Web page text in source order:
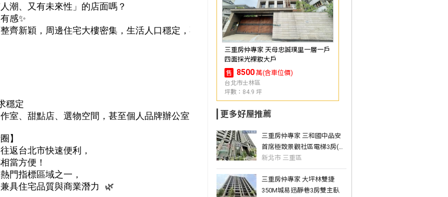
三重房仲專家 天母忠誠璞里一層一戶
四面採光裸妝大戶
售 8500 萬(含車位價)
台北市士林區
坪數：84.9 坪
更多好屋推薦
三重房仲專家 三和國中品安
首席極致景觀社區電梯3房(車
另購)
新北市 三重區
三重房仲專家 大坪林雙捷
350M城易迅靜巷3房雙主臥